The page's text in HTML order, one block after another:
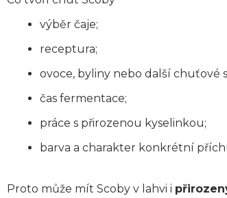
výběr čaje;
receptura;
ovoce, byliny nebo další chuťové
čas fermentace;
práce s přirozenou kyselinkou;
barva a charakter konkrétní
Proto může mít Scoby v lahvi i